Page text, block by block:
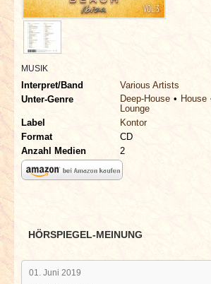
SPECIALS
REDAKTION
LINKS
ARCHIV
MUSIK
Interpret/Band
Various Artists
Unter-Genre
Deep-House House
Lounge
Label
Kontor
Format
CD
Anzahl Medien
2
HÖRSPIEGEL-MEINUNG
01. Juni 2019